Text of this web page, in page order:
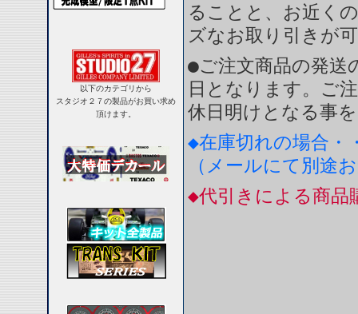
以下のカテゴリから
スタジオ２７の製品がお買い求め
頂けます。
ることと、お近く
ズなお取り引きが
●ご注文商品の発送
日となります。ご
休日明けとなる事
◆在庫切れの場合・
（メールにて別途
◆代引きによる商品